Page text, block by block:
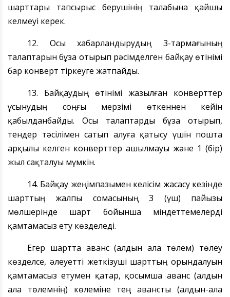
шарттары тапсырыс берушінің талабына қайшы
келмеуі керек.
12. Осы хабарландырудың 3-тармағының
талаптарын бұза отырып рәсімделген байқау өтінімі
бар конверт тіркеуге жатпайды.
13. Байқаудың өтінімі жазылған конверттер
ұсынудың соңғы мерзімі өткеннен кейін
қабылданбайды. Осы талаптарды бұза отырып,
тендер тәсілімен сатып алуға қатысу үшін пошта
арқылы келген конверттер ашылмауы және 1 (бір)
жыл сақталуы мүмкін.
14. Байқау жеңімпазымен келісім жасасу кезінде
шарттың жалпы сомасының 3 (үш) пайызы
мөлшерінде шарт бойынша міндеттемелерді
қамтамасыз ету көзделеді.
Егер шартта аванс (алдын ала төлем) төлеу
көзделсе, әлеуетті жеткізуші шарттың орындалуын
қамтамасыз етумен қатар, қосымша аванс (алдын
ала төлемнің) көлеміне тең авансты (алдын-ала